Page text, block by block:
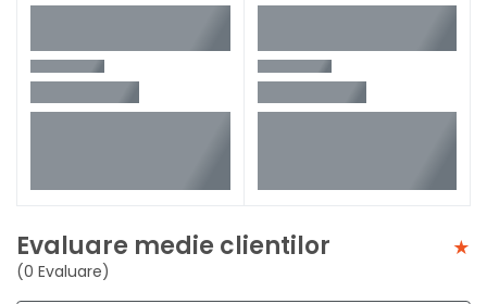
Evaluare medie clientilor
(0 Evaluare)